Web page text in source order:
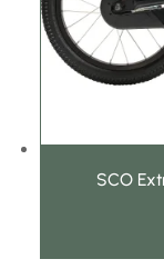
SCO